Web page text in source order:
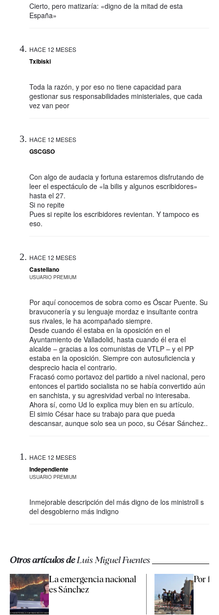
Cierto, pero matizaría: «digno de la mitad de esta
España»
HACE 12 MESES
Txibiski
Toda la razón, y por eso no tiene capacidad para
gestionar sus responsabilidades ministeriales, que cada
vez van peor
HACE 12 MESES
GSCGSO
Con algo de audacia y fortuna estaremos disfrutando de
leer el espectáculo de «la bilis y algunos escribidores»
hasta el 27.
Si no repite
Pues si repite los escribidores revientan. Y tampoco es
eso.
HACE 12 MESES
Castellano
USUARIO PREMIUM
Por aquí conocemos de sobra como es Óscar Puente. Su
bravuconería y su lenguaje mordaz e insultante contra
sus rivales, le ha acompañado siempre.
Desde cuando él estaba en la oposición en el
Ayuntamiento de Valladolid, hasta cuando él era el
alcalde – gracias a los comunistas de VTLP – y el PP
estaba en la oposición. Siempre con autosuficiencia y
desprecio hacia el contrario.
Fracasó como portavoz del partido a nivel nacional, pero
entonces el partido socialista no se había convertido aún
en sanchista, y su agresividad verbal no interesaba.
Ahora sí, como Ud lo explica muy bien en su artículo.
El simio César hace su trabajo para que pueda
descansar, aunque solo sea un poco, su César Sánchez..
HACE 12 MESES
Independiente
USUARIO PREMIUM
Inmejorable descripción del más digno de los ministroll s
del desgobierno más indigno
Otros artículos deLuis Miguel Fuentes
La emergencia nacional
es Sánchez
Por